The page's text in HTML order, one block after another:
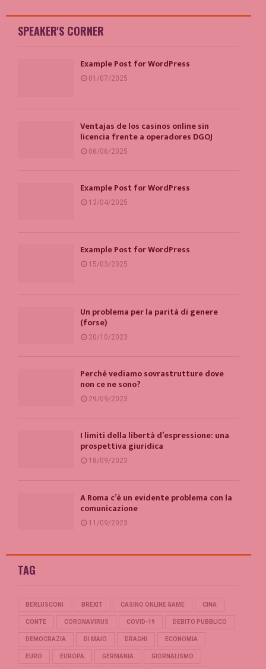
SPEAKER'S CORNER
Example Post for WordPress
01/07/2025
Ventajas de los casinos online sin
licencia frente a operadores DGOJ
06/06/2025
Example Post for WordPress
13/04/2025
Example Post for WordPress
15/03/2025
Un problema per la parità di genere
(forse)
20/10/2023
Perché vediamo sovrastrutture dove
non ce ne sono?
29/09/2023
I limiti della libertà d’espressione: una
prospettiva giuridica
18/09/2023
A Roma c’è un evidente problema con la
comunicazione
11/09/2023
TAG
BERLUSCONI BREXIT CASINO ONLINE GAME CINA
CONTE CORONAVIRUS COVID-19 DEBITO PUBBLICO
DEMOCRAZIA DI MAIO DRAGHI ECONOMIA
EURO EUROPA GERMANIA GIORNALISMO